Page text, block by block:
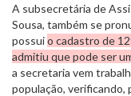
A subsecretária de
Sousa, também se
possuio cadastro de
admitiu que pode ser
a secretaria vem
população, verificando,